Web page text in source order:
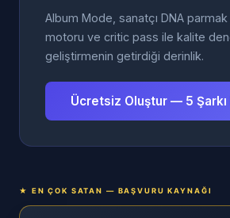
Album Mode, sanatçı DNA
motoru ve critic pass ile kalite
geliştirmenin getirdiği derinlik.
Ücretsiz Oluştur — 5 Şarkı
★ EN ÇOK SATAN — BAŞVURU KAYNAĞI